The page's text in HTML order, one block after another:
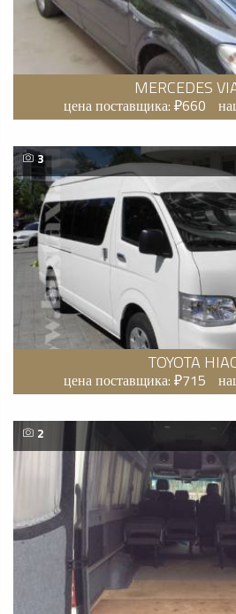
MERCEDES
цена поставщика: ₽660
3
TOYOTA
цена поставщика: ₽715
2